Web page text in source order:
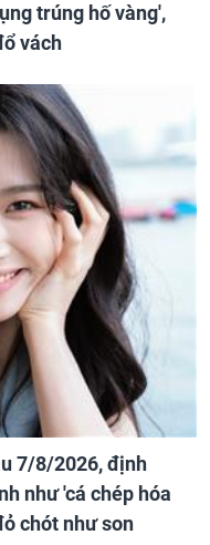
trúng hố vàng',
vách
7/8/2026, định
như 'cá chép hóa
chót như son